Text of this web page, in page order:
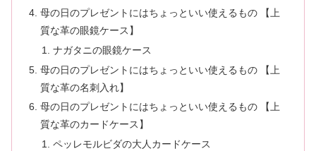
母の日のプレゼントにはちょっといい使えるもの 【上
質な革の眼鏡ケース】
ナガタニの眼鏡ケース
母の日のプレゼントにはちょっといい使えるもの 【上
質な革の名刺入れ】
母の日のプレゼントにはちょっといい使えるもの 【上
質な革のカードケース】
ペッレモルビダの大人カードケース